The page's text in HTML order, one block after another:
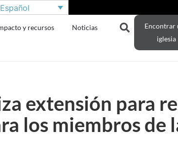
Español
y recursos Noticias
Encontrar
iglesia
extensión para
los miembros de